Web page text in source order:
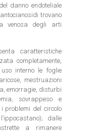
danno endoteliale
trovano
venosa degli arti
caratteristiche
completamente,
interno le foglie
mestruazioni
emorragie, disturbi
sovrappeso e
problemi del circolo
dalle
a rimanere